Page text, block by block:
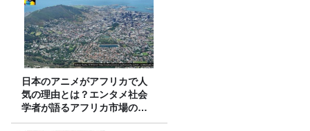
日本のアニメがアフリカで人
気の理由とは？エンタメ社会
学者が語るアフリカ市場のリ
アル